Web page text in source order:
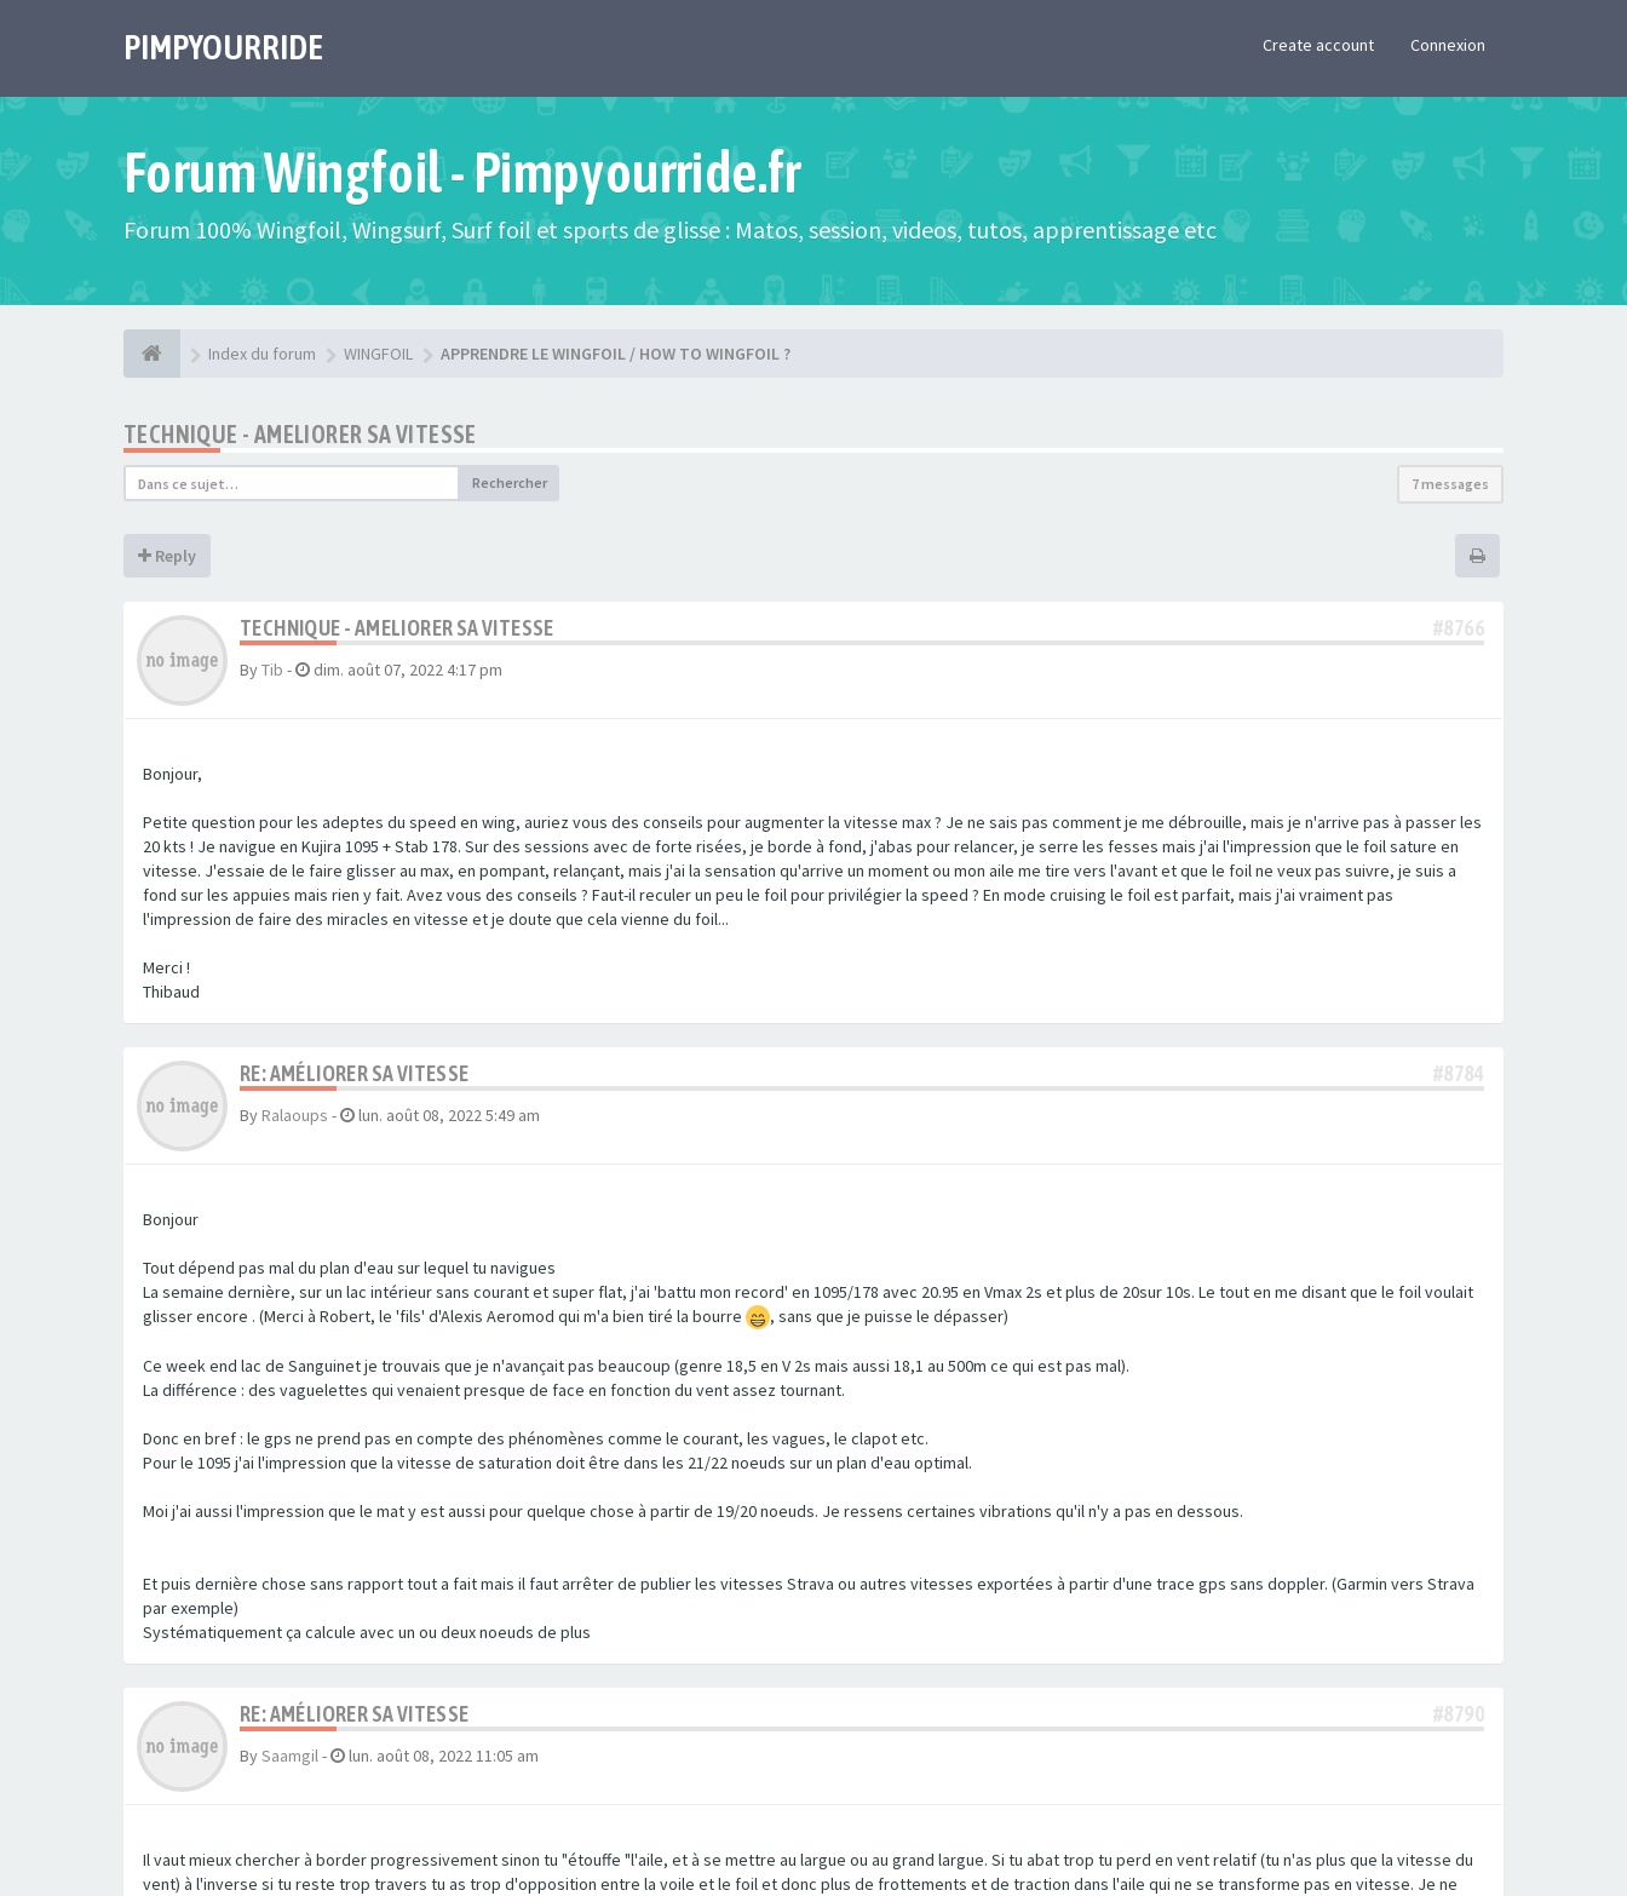
PIMPYOURRIDE Create account Connexion
Forum Wingfoil - Pimpyourride.fr
Forum 100% Wingfoil, Wingsurf, Surf foil et sports de glisse : Matos, session, videos, tutos, apprentissage etc
Index du forum WINGFOIL APPRENDRE LE WINGFOIL / HOW TO WINGFOIL ?
TECHNIQUE - AMELIORER SA VITESSE
Rechercher 7 messages
Reply
TECHNIQUE - AMELIORER SA VITESSE #8766
ByTib - dim. août 07, 2022 4:17 pm
Bonjour,
Petite question pour les adeptes du speed en wing, auriez vous des conseils pour augmenter la vitesse max ? Je ne sais pas comment je me débrouille, mais je n'arrive pas à passer les
20 kts ! Je navigue en Kujira 1095 + Stab 178. Sur des sessions avec de forte risées, je borde à fond, j'abas pour relancer, je serre les fesses mais j'ai l'impression que le foil sature en
vitesse. J'essaie de le faire glisser au max, en pompant, relançant, mais j'ai la sensation qu'arrive un moment ou mon aile me tire vers l'avant et que le foil ne veux pas suivre, je suis a
fond sur les appuies mais rien y fait. Avez vous des conseils ? Faut-il reculer un peu le foil pour privilégier la speed ? En mode cruising le foil est parfait, mais j'ai vraiment pas
l'impression de faire des miracles en vitesse et je doute que cela vienne du foil...
Merci !
Thibaud
RE: AMÉLIORER SA VITESSE #8784
By Ralaoups - lun. août 08, 2022 5:49 am
Bonjour
Tout dépend pas mal du plan d'eau sur lequel tu navigues
La semaine dernière, sur un lac intérieur sans courant et super flat, j'ai 'battu mon record' en 1095/178 avec 20.95 en Vmax 2s et plus de 20sur 10s. Le tout en me disant que le foil voulait
glisser encore . (Merci à Robert, le 'fils' d'Alexis Aeromod qui m'a bien tiré la bourre
, sans que je puisse le dépasser)
Ce week end lac de Sanguinet je trouvais que je n'avançait pas beaucoup (genre 18,5 en V 2s mais aussi 18,1 au 500m ce qui est pas mal).
La différence : des vaguelettes qui venaient presque de face en fonction du vent assez tournant.
Donc en bref : le gps ne prend pas en compte des phénomènes comme le courant, les vagues, le clapot etc.
Pour le 1095 j'ai l'impression que la vitesse de saturation doit être dans les 21/22 noeuds sur un plan d'eau optimal.
Moi j'ai aussi l'impression que le mat y est aussi pour quelque chose à partir de 19/20 noeuds. Je ressens certaines vibrations qu'il n'y a pas en dessous.
Et puis dernière chose sans rapport tout a fait mais il faut arrêter de publier les vitesses Strava ou autres vitesses exportées à partir d'une trace gps sans doppler. (Garmin vers Strava
par exemple)
Systématiquement ça calcule avec un ou deux noeuds de plus
RE: AMÉLIORER SA VITESSE #8790
BySaamgil- lun. août 08, 2022 11:05 am
Il vaut mieux chercher à border progressivement sinon tu "étouffe "l'aile, et à se mettre au largue ou au grand largue. Si tu abat trop tu perd en vent relatif (tu n'as plus que la vitesse du
vent) à l'inverse si tu reste trop travers tu as trop d'opposition entre la voile et le foil et donc plus de frottements et de traction dans l'aile qui ne se transforme pas en vitesse. Je ne